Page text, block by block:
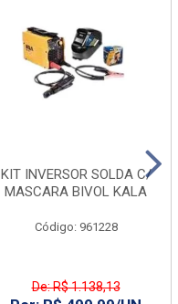
KIT INVERSOR SOLDA C/
MASCARA BIVOL KALA
Código: 961228
De: R$ 1.138,13